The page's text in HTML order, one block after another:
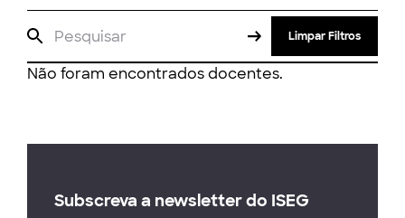
Limpar Filtros
Não foram encontrados docentes.
Subscreva a newsletter do ISEG